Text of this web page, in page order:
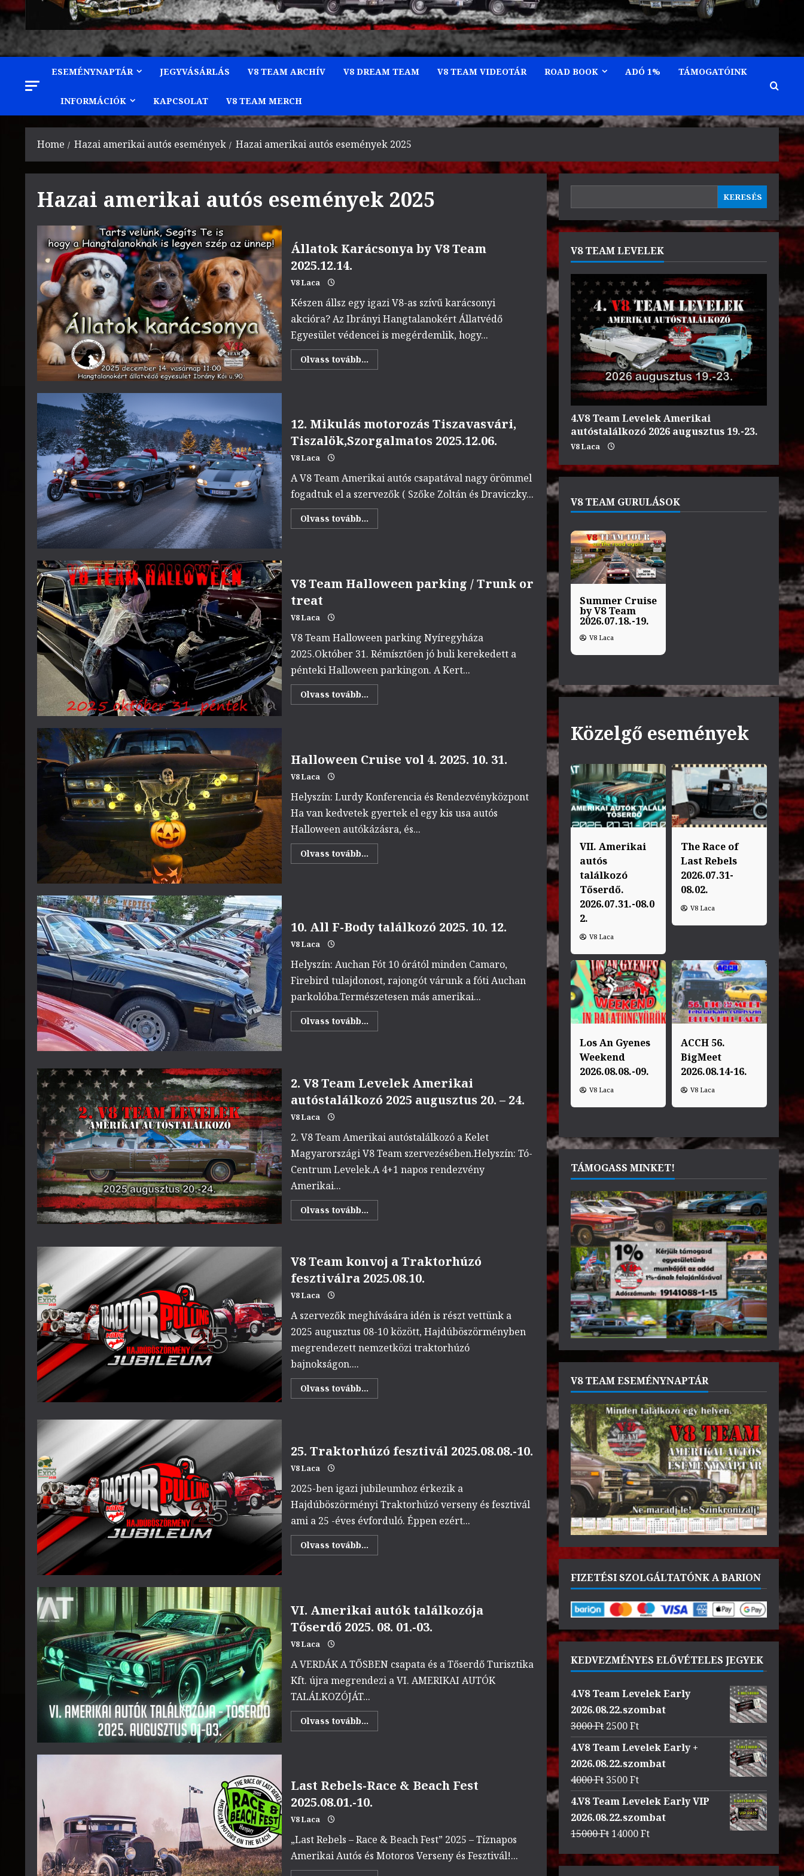
ESEMÉNYNAPTÁR JEGYVÁSÁRLÁS V8 TEAM ARCHÍV V8 DREAM TEAM V8 TEAM VIDEOTÁR ROAD BOOK ADÓ 1% TÁMOGATÓINK
INFORMÁCIÓK KAPCSOLAT V8 TEAM MERCH
Home Hazai amerikai autós események Hazai amerikai autós események 2025
Hazai amerikai autós események 2025
Állatok Karácsonya by V8 Team
2025.12.14.
V8 Laca
Készen állsz egy igazi V8-as szívű karácsonyi
akcióra? Az Ibrányi Hangtalanokért Állatvédő
Egyesület védencei is megérdemlik, hogy...
Olvass tovább...
more
2025.12.14.
12. Mikulás motorozás Tiszavasvári,
Tiszalök,Szorgalmatos 2025.12.06.
V8 Laca
A V8 Team Amerikai autós csapatával nagy örömmel
fogadtuk el a szervezők ( Szőke Zoltán és Draviczky...
Olvass tovább...Read
more
Tiszalök,Szorgalmatos
2025.12.06.
V8 Team Halloween parking / Trunk or
treat
V8 Laca
V8 Team Halloween parking Nyíregyháza
2025.Október 31. Rémísztően jó buli kerekedett a
pénteki Halloween parkingon. A Kert...
Olvass tovább...
more
Trunk
Halloween Cruise vol 4. 2025. 10. 31.
V8 Laca
Helyszín: Lurdy Konferencia és Rendezvényközpont
Ha van kedvetek gyertek el egy kis usa autós
Halloween autókázásra, és...
Olvass tovább...
more
31.
10. All F-Body találkozó 2025. 10. 12.
V8 Laca
Helyszín: Auchan Fót 10 órától minden Camaro,
Firebird tulajdonost, rajongót várunk a fóti Auchan
parkolóba.Természetesen más amerikai...
Olvass tovább...
more
találkozó
2025.
10.
12.
2. V8 Team Levelek Amerikai
autóstalálkozó 2025 augusztus 20. – 24.
V8 Laca
2. V8 Team Amerikai autóstalálkozó a Kelet
Magyarországi V8 Team szervezésében.Helyszín: Tó-
Centrum Levelek.A 4+1 napos rendezvény
Amerikai...
Olvass tovább...Read
more
Levelek
Amerikai
autóstalálkozó
2025
–
24.
V8 Team konvoj a Traktorhúzó
fesztiválra 2025.08.10.
V8 Laca
A szervezők meghívására idén is részt vettünk a
2025 augusztus 08-10 között, Hajdúböszörményben
megrendezett nemzetközi traktorhúzó
bajnokságon....
Olvass tovább...Read
more
Traktorhúzó
fesztiválra
25. Traktorhúzó fesztivál 2025.08.08.-10.
V8 Laca
2025-ben igazi jubileumhoz érkezik a
Hajdúböszörményi Traktorhúzó verseny és fesztivál
ami a 25 -éves évforduló. Éppen ezért...
Olvass tovább...
more
VI. Amerikai autók találkozója
Tőserdő 2025. 08. 01.-03.
V8 Laca
A VERDÁK A TŐSBEN csapata és a Tőserdő Turisztika
Kft. újra megrendezi a VI. AMERIKAI AUTÓK
TALÁLKOZÓJÁT...
Olvass tovább...
more
2025.
01.-03.
Last Rebels-Race & Beach Fest
2025.08.01.-10.
V8 Laca
„Last Rebels – Race & Beach Fest” 2025 – Tíznapos
Amerikai Autós és Motoros Verseny és Fesztivál!...
KERESÉS
V8 TEAM LEVELEK
4.V8 Team Levelek Amerikai
autóstalálkozó 2026 augusztus 19.-23.
V8 Laca
V8 TEAM GURULÁSOK
Summer Cruise
by V8 Team
2026.07.18.-19.
V8 Laca
Közelgő események
VII. Amerikai
autós
találkozó
Tőserdő.
2026.07.31.-08.0
2.
V8 Laca
The Race of
Last Rebels
2026.07.31-
08.02.
V8 Laca
Los An Gyenes
Weekend
2026.08.08.-09.
V8 Laca
ACCH 56.
BigMeet
2026.08.14-16.
V8 Laca
TÁMOGASS MINKET!
V8 TEAM ESEMÉNYNAPTÁR
FIZETÉSI SZOLGÁLTATÓNK A BARION
KEDVEZMÉNYES ELŐVÉTELES JEGYEK
4.V8 Team Levelek Early
2026.08.22.szombat
3000Ft Original
price
was:
3000 Ft.
2500FtCurrent
price
4.V8 Team Levelek Early +
2026.08.22.szombat
4000Ft Original
price
was:
4000 Ft.
3500FtCurrent
price
3500 Ft.
4.V8 Team Levelek Early VIP
2026.08.22.szombat
15000Ft Original
was:
14000FtCurrent
is: